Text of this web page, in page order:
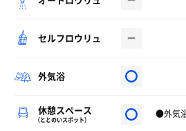
セルフロウリュ
外気浴
休憩スペース
（ととのいスポット） ●外気